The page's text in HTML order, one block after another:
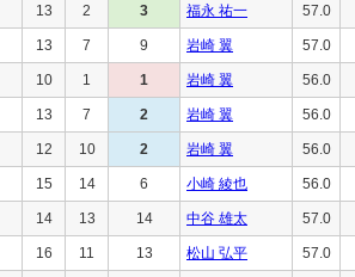
13 2 3 福永 祐一 57.0
13 7 9 岩崎 翼 57.0
10 1 1 岩崎 翼 56.0
13 7 2 岩崎 翼 56.0
12 10 2 岩崎 翼 56.0
15 14 6 小崎 綾也 56.0
14 13 14 中谷 雄太 57.0
16 11 13 松山 弘平 57.0